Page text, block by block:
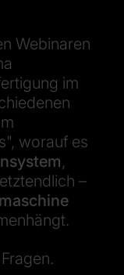
Webinaren
im
worauf es
,
–